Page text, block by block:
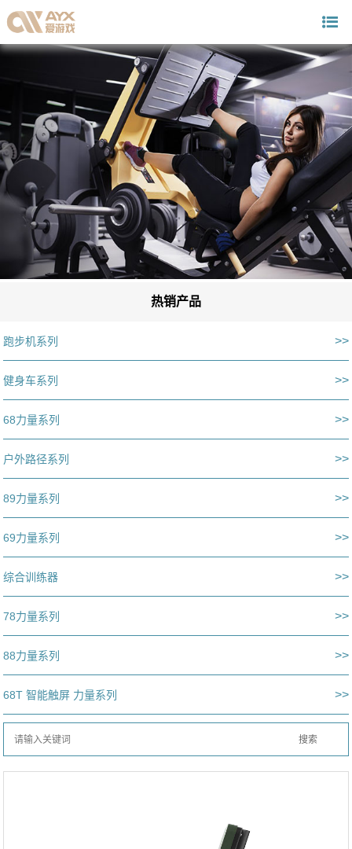
热销产品
跑步机系列 >>
健身车系列 >>
68力量系列 >>
户外路径系列 >>
89力量系列 >>
69力量系列 >>
综合训练器 >>
78力量系列 >>
88力量系列 >>
68T 智能触屏 力量系列 >>